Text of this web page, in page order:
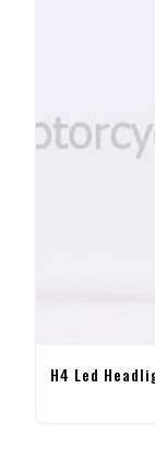
H4 Led